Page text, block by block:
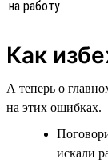
Как
А теперь о
на этих ошибках.
искали